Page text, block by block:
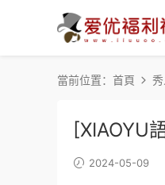
當前位置： 首頁
[XIAOYU
2024-05-09